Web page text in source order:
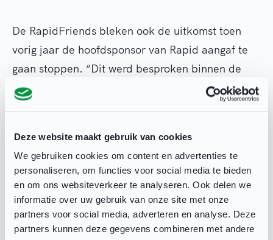
Deze website maakt gebruik van cookies
We gebruiken cookies om content en advertenties te
personaliseren, om functies voor social media te bieden
en om ons websiteverkeer te analyseren. Ook delen we
informatie over uw gebruik van onze site met onze
partners voor social media, adverteren en analyse. Deze
partners kunnen deze gegevens combineren met andere
De RapidFriends bleken ook de uitkomst toen
vorig jaar de hoofdsponsor van Rapid aangaf te
gaan stoppen. “Dit werd besproken binnen de
RapidFriends en toen ontstond het idee om een
aantal RapidFriends hoofdsponsor te maken.
gezamenlijk het geld van één grote hoofdsponsor
in. Een mooie constructie waar iedereen erg blij
mee is”, aldus Goedhart.
Aandacht in coronatijd